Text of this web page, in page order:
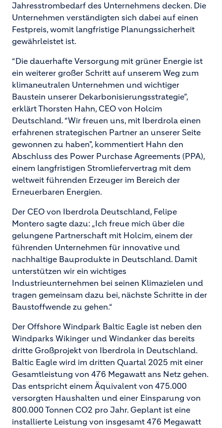
Jahresstrombedarf des Unternehmens decken. Die
Unternehmen verständigten sich dabei auf einen
Festpreis, womit langfristige Planungssicherheit
gewährleistet ist.
“Die dauerhafte Versorgung mit grüner Energie ist
ein weiterer großer Schritt auf unserem Weg zum
klimaneutralen Unternehmen und wichtiger
Baustein unserer Dekarbonisierungsstrategie”,
erklärt Thorsten Hahn, CEO von Holcim
Deutschland. “Wir freuen uns, mit Iberdrola einen
erfahrenen strategischen Partner an unserer Seite
gewonnen zu haben", kommentiert Hahn den
Abschluss des Power Purchase Agreements (PPA),
einem langfristigen Stromliefervertrag mit dem
weltweit führenden Erzeuger im Bereich der
Erneuerbaren Energien.
Der CEO von Iberdrola Deutschland, Felipe
Montero sagte dazu: „Ich freue mich über die
gelungene Partnerschaft mit Holcim, einem der
führenden Unternehmen für innovative und
nachhaltige Bauprodukte in Deutschland. Damit
unterstützen wir ein wichtiges
Industrieunternehmen bei seinen Klimazielen und
tragen gemeinsam dazu bei, nächste Schritte in der
Baustoffwende zu gehen.“
Der Offshore Windpark Baltic Eagle ist neben den
Windparks Wikinger und Windanker das bereits
dritte Großprojekt von Iberdrola in Deutschland.
Baltic Eagle wird im dritten Quartal 2025 mit einer
Gesamtleistung von 476 Megawatt ans Netz gehen.
Das entspricht einem Äquivalent von 475.000
versorgten Haushalten und einer Einsparung von
800.000 Tonnen CO2 pro Jahr. Geplant ist eine
installierte Leistung von insgesamt 476 Megawatt